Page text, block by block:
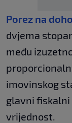
Porez na
dvjema
među
imovinskog
glavni fiskalni
vrijednost.